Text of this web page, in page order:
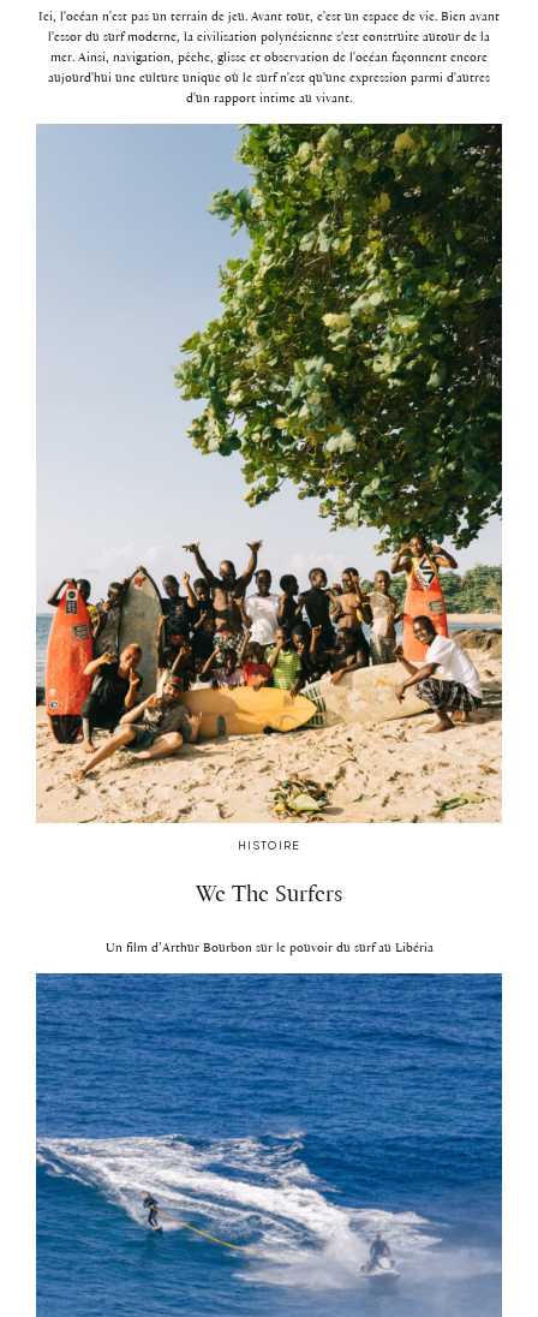
Ici, l'océan n'est pas un terrain de jeu. Avant tout, c'est un espace de vie. Bien avant
l'essor du surf moderne, la civilisation polynésienne s'est construite autour de la
mer. Ainsi, navigation, pêche, glisse et observation de l'océan façonnent encore
aujourd'hui une culture unique où le surf n'est qu'une expression parmi d'autres
d'un rapport intime au vivant.
HISTOIRE
We The Surfers
Un film d’Arthur Bourbon sur le pouvoir du surf au Libéria